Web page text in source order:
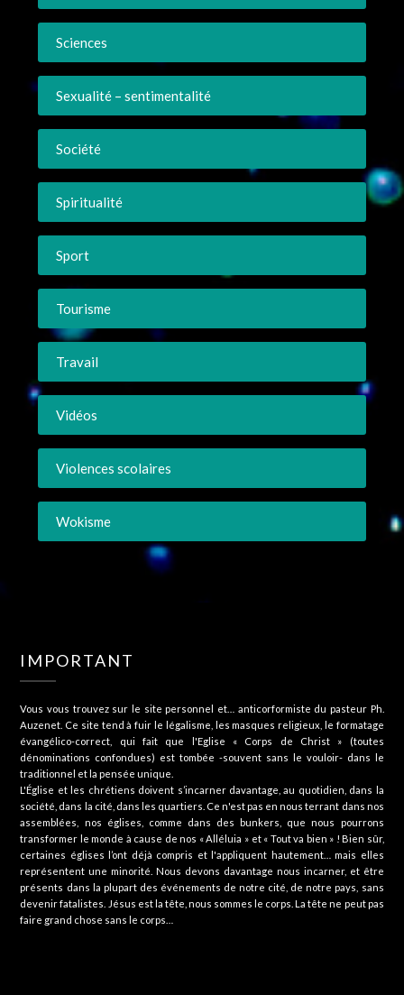
Sciences
Sexualité – sentimentalité
Société
Spiritualité
Sport
Tourisme
Travail
Vidéos
Violences scolaires
Wokisme
IMPORTANT
Vous vous trouvez sur le site personnel et… anticorformiste du pasteur Ph.
Auzenet. Ce site tend à fuir le légalisme, les masques religieux, le formatage
évangélico-correct, qui fait que l'Eglise « Corps de Christ » (toutes
dénominations confondues) est tombée -souvent sans le vouloir- dans le
traditionnel et la pensée unique.
L'Église et les chrétiens doivent s’incarner davantage, au quotidien, dans la
société, dans la cité, dans les quartiers. Ce n'est pas en nous terrant dans nos
assemblées, nos églises, comme dans des bunkers, que nous pourrons
transformer le monde à cause de nos « Alléluia » et « Tout va bien » ! Bien sûr,
certaines églises l’ont déjà compris et l'appliquent hautement… mais elles
représentent une minorité. Nous devons davantage nous incarner, et être
présents dans la plupart des événements de notre cité, de notre pays, sans
devenir fatalistes. Jésus est la tête, nous sommes le corps. La tête ne peut pas
faire grand chose sans le corps…